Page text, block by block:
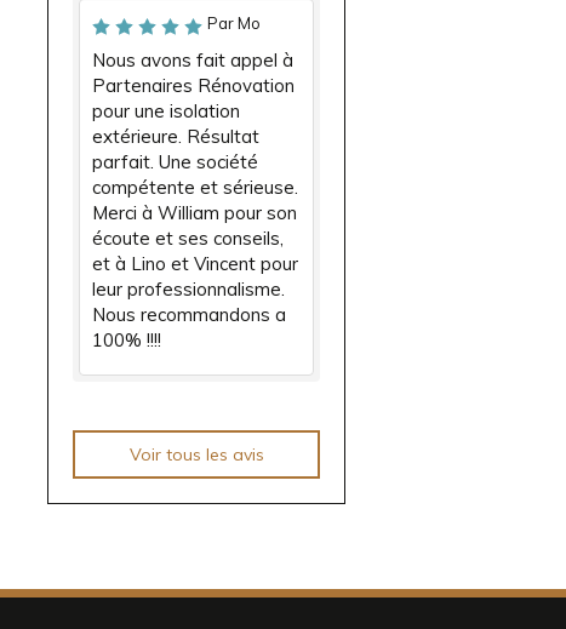
Par Mo
Nous avons fait appel à
Partenaires Rénovation
pour une isolation
extérieure. Résultat
parfait. Une société
compétente et sérieuse.
Merci à William pour son
écoute et ses conseils,
et à Lino et Vincent pour
leur professionnalisme.
Nous recommandons a
100% !!!!
Voir tous les avis